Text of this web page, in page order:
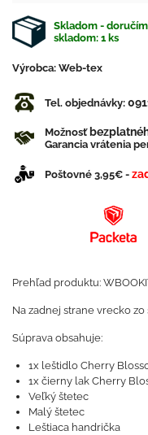
Skladom -
skladom: 1 ks
Výrobca: Web-tex
Tel. objednávky:
Možnosť
Garancia vrátenia
Poštovné 3,95€ -
Prehľad produktu:
Na zadnej strane vrecko
Súprava obsahuje:
1x leštidlo Cherry
1x čierny lak Cherry
Veľký štetec
Malý štetec
Leštiaca handrička